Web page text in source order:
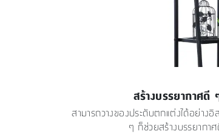
สร้างบรรยากาศ
สามารถวางของประดับตกแต่งได้อย่าง
ๆ ก็ช่วยสร้างบรรยาก